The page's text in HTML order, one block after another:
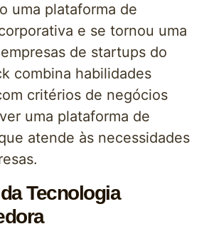
uma plataforma de
e se tornou uma
de startups do
combina habilidades
critérios de negócios
uma plataforma de
atende às necessidades
Tecnologia